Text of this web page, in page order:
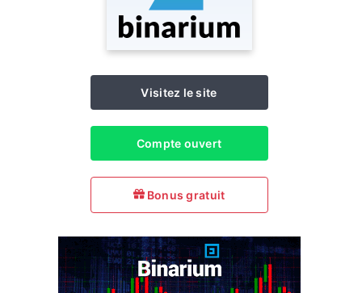
Visitez le site
Compte ouvert
Bonus gratuit